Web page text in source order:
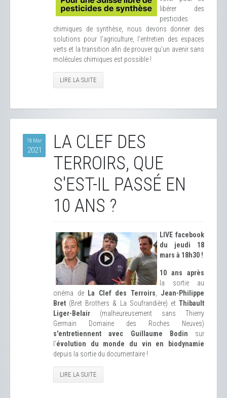
libérer des
pesticides
chimiques de synthèse, nous devons donner des
solutions pour l'agriculture, l'entretien des espaces
verts et la transition afin de prouver qu'un avenir sans
molécules chimiques est possible !
LIRE LA SUITE
18 Mar
2021
LA CLEF DES
TERROIRS, QUE
S'EST-IL PASSÉ EN
10 ANS ?
LIVE facebook
du jeudi 18
mars à 18h30 !
10 ans après
la sortie au
cinéma de
La Clef des Terroirs
Jean-Philippe
Bret (Bret Brothers & La Soufrandière) et Thibault
Liger-Belair (malheureusement sans Thierry
Germain Domaine des Roches Neuves)
s'entretiennent avec Guillaume Bodin sur
l'évolution du monde du vin en biodynamie
depuis la sortie du documentaire !
LIRE LA SUITE